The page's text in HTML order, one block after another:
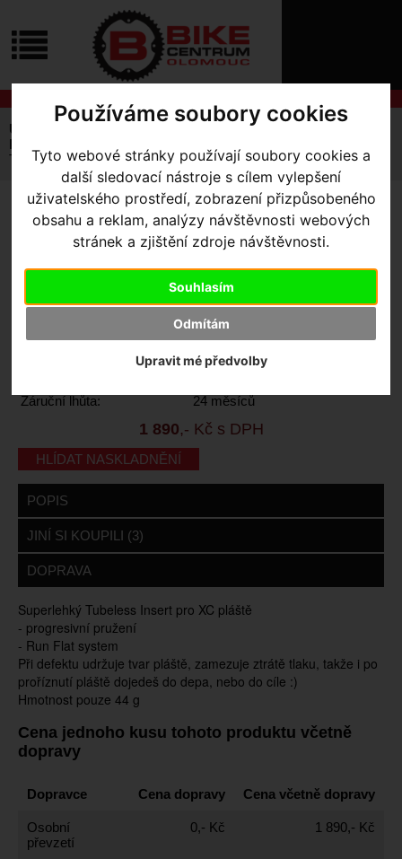
Používáme soubory cookies
Tyto webové stránky používají soubory cookies a
další sledovací nástroje s cílem vylepšení
uživatelského prostředí, zobrazení přizpůsobeného
obsahu a reklam, analýzy návštěvnosti webových
stránek a zjištění zdroje návštěvnosti.
Souhlasím
Odmítám
Upravit mé předvolby
NÁSO
NÁKUPU
SLUŽBY
REGISTRACE
ZTRATILI
Úvodní strana
Duše, pásky do ráfku a ventilky
Tubolight insert do bezdušových plášťů 2ks
TUBOLIGHT INSERT DO
BEZDUŠOVÝCH PLÁŠŤŮ
Výrobce:
Tubolito
Ne
Záruční lhůta:
24 měsíců
1 890,- Kč s DPH
HLÍDAT NASKLADNĚNÍ
POPIS
JINÍ SI KOUPILI (3)
DOPRAVA
Superlehký Tubeless Insert pro XC pláště
- progresivní pružení
- Run Flat system
Při defektu udržuje tvar pláště, zamezuje ztrátě tlaku, takže i po
proříznutí pláště dojedeš do depa, nebo do cíle :)
Hmotnost pouze 44 g
Cena jednoho kusu tohoto produktu včetně
dopravy
Dopravce Cena dopravy Cena včetně dopravy
Osobní
převzetí
0,- Kč 1 890,- Kč